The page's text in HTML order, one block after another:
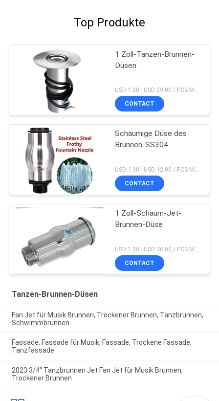
Top Produkte
1 Zoll-Tanzen-Brunnen-
Düsen
USD 1.00 - USD 29.00 / PCS MOQ:PC 1
CONTACT
Schaumige Düse des
Brunnen-SS304
USD 1.00 - USD 12.00 / PCS MOQ:PC 1
CONTACT
1 Zoll-Schaum-Jet-
Brunnen-Düse
CONTACT
Tanzen-Brunnen-Düsen
Fan Jet für Musik Brunnen, Trockener Brunnen, Tanzbrunnen,
Schwimmbrunnen
Fassade, Fassade für Musik, Fassade, Trockene Fassade,
Tanzfassade
2023 3/4" Tanzbrunnen Jet Fan Jet für Musik Brunnen,
Trockener Brunnen